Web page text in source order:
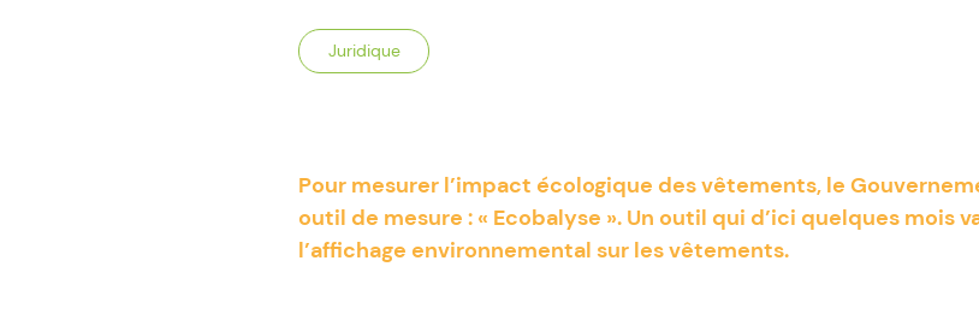
Juridique
Pour mesurer l’impact écologique des vêtements, le
outil de mesure : « Ecobalyse ». Un outil qui d’ici quelques mois
l’affichage environnemental sur les vêtements.